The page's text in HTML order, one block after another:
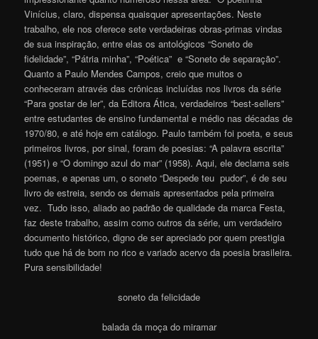
Vinícius, claro, dispensa quaisquer apresentações. Neste
trabalho, ele nos oferece sete verdadeiras obras-primas vindas
de sua inspiração, entre elas os antológicos “Soneto de
fidelidade”, “Pátria minha”, “Poética” e “Soneto de separação”.
Quanto a Paulo Mendes Campos, creio que muitos o
conheceram através das crônicas incluídas nos livros da série
“Para gostar de ler”, da Editora Ática, verdadeiros “best-sellers”
entre estudantes de ensino fundamental e médio nas décadas de
1970/80, e até hoje em catálogo. Paulo também foi poeta, e seus
primeiros livros, por sinal, foram de poesias: “A palavra escrita”
(1951) e “O domingo azul do mar” (1958). Aqui, ele declama seis
poemas, e apenas um, o soneto “Despede teu pudor”, é de seu
livro de estreia, sendo os demais apresentados pela primeira
vez. Tudo isso, aliado ao padrão de qualidade da marca Festa,
faz deste trabalho, assim como outros da série, um verdadeiro
documento histórico, digno de ser apreciado por quem prestigia
tudo que há de bom no rico e variado acervo da poesia brasileira.
Pura sensibilidade!
soneto da felicidade
balada da moça do miramar